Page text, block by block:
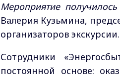
Мероприятие
Валерия Кузьмина,
организаторов экскурсии.
Сотрудники
постоянной основе: